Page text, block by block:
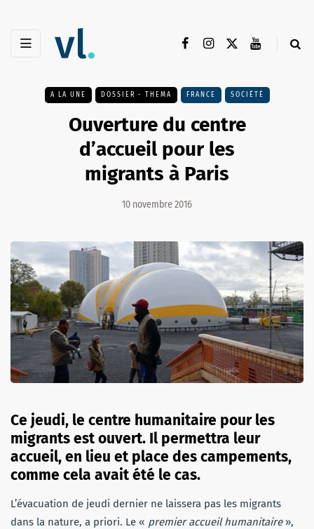
A LA UNE DOSSIER - THEMA FRANCE SOCIÉTÉ
Ouverture du centre
d’accueil pour les
migrants à Paris
10 novembre 2016
Ce jeudi, le centre humanitaire pour les
migrants est ouvert. Il permettra leur
accueil, en lieu et place des campements,
comme cela avait été le cas.
L’évacuation de jeudi dernier ne laissera pas les migrants
dans la nature, a priori. Le « premier accueil humanitaire»,